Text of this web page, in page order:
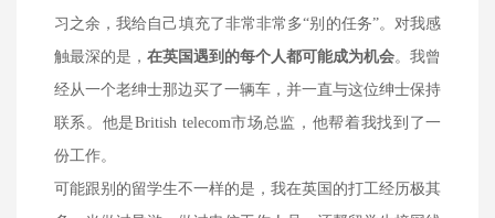
习之余，我给自己填充了非常非常多“别的任务”。对我感
触最深的是， 在英国遇到的每个人都可能成为机会。我曾
经从一个老绅士那边买了一辆车，并一直与这位绅士保持
联系。他是British telecom市场总监，他帮着我找到了一
份工作。
可能跟别的留学生不一样的是，我在英国的打工经历极其